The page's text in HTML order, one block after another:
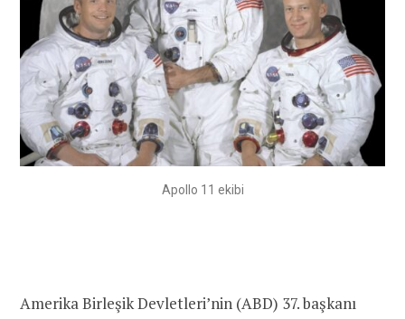
Apollo 11 ekibi
Amerika Birleşik Devletleri’nin (ABD) 37. başkanı